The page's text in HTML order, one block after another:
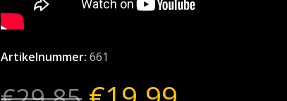
Artikelnummer: 661